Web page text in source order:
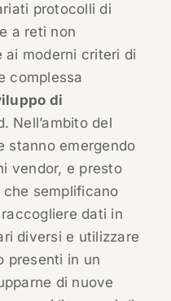
protocolli di
a reti non
ai moderni criteri di
complessa
di
Nell’ambito del
stanno emergendo
vendor, e presto
semplificano
dati in
diversi e utilizzare
presenti in un
di nuove